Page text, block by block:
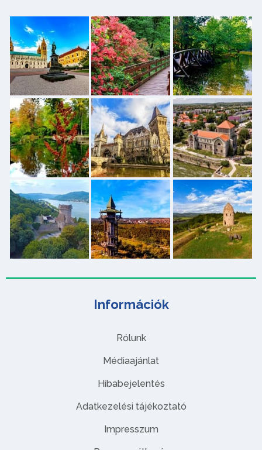
Információk
Rólunk
Médiaajánlat
Hibabejelentés
Adatkezelési tájékoztató
Impresszum